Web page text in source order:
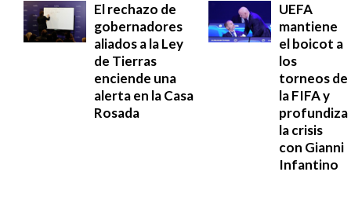
El rechazo de
gobernadores
aliados a la Ley
de Tierras
enciende una
alerta en la Casa
Rosada
UEFA
mantiene
el boicot a
los
torneos de
la FIFA y
profundiza
la crisis
con Gianni
Infantino